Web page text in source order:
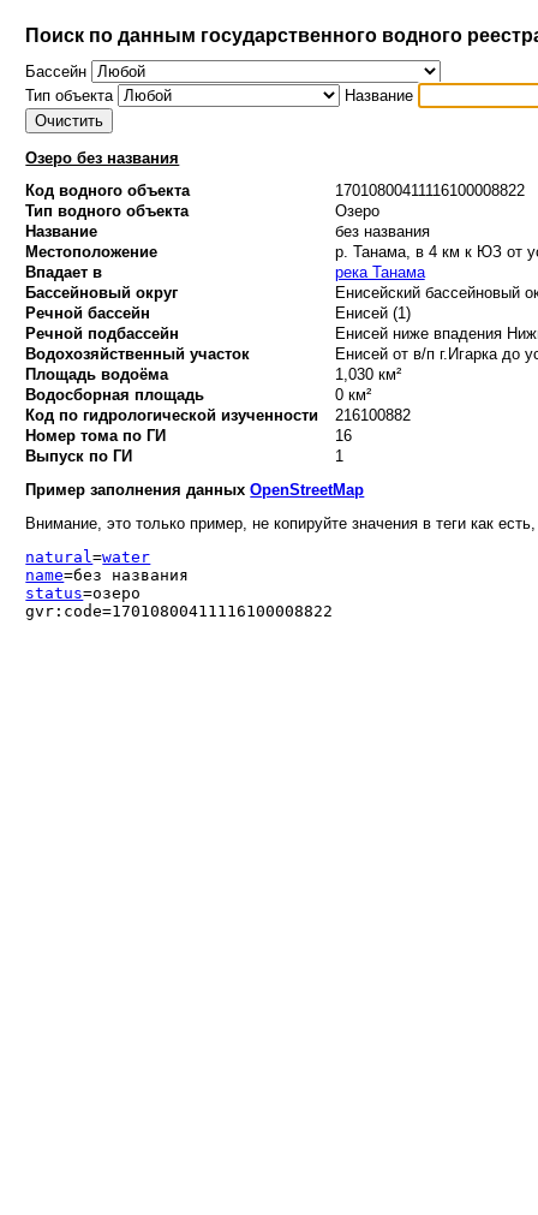
Поиск по данным государственного водного
Бассейн
Тип объекта
Название
Озеро без названия
Код водного объекта
17010800411116100008822
Тип водного объекта
Озеро
Название
без названия
Местоположение
р. Танама, в 4 км к ЮЗ от
Впадает в
река Танама
Бассейновый округ
Енисейский бассейновый
Речной бассейн
Енисей (1)
Речной подбассейн
Енисей ниже впадения
Водохозяйственный участок
Енисей от в/п г.Игарка до
Площадь водоёма
1,030 км²
Водосборная площадь
0 км²
Код по гидрологической изученности
216100882
Номер тома по ГИ
16
Выпуск по ГИ
1
Пример заполнения данныхOpenStreetMap
Внимание, это только пример, не копируйте значения в теги как
natural=water
name=без названия
status=озеро
gvr:code=17010800411116100008822